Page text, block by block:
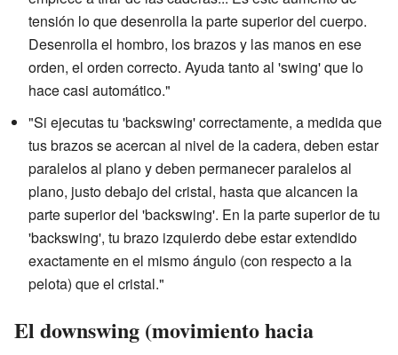
tensión lo que desenrolla la parte superior del cuerpo.
Desenrolla el hombro, los brazos y las manos en ese
orden, el orden correcto. Ayuda tanto al 'swing' que lo
hace casi automático."
"Si ejecutas tu 'backswing' correctamente, a medida que
tus brazos se acercan al nivel de la cadera, deben estar
paralelos al plano y deben permanecer paralelos al
plano, justo debajo del cristal, hasta que alcancen la
parte superior del 'backswing'. En la parte superior de tu
'backswing', tu brazo izquierdo debe estar extendido
exactamente en el mismo ángulo (con respecto a la
pelota) que el cristal."
El downswing (movimiento hacia